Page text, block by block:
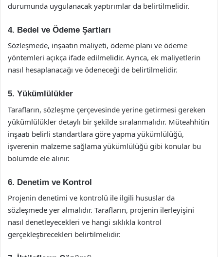
durumunda uygulanacak yaptırımlar da belirtilmelidir.
4. Bedel ve Ödeme Şartları
Sözleşmede, inşaatın maliyeti, ödeme planı ve ödeme
yöntemleri açıkça ifade edilmelidir. Ayrıca, ek maliyetlerin
nasıl hesaplanacağı ve ödeneceği de belirtilmelidir.
5. Yükümlülükler
Tarafların, sözleşme çerçevesinde yerine getirmesi gereken
yükümlülükler detaylı bir şekilde sıralanmalıdır. Müteahhitin
inşaatı belirli standartlara göre yapma yükümlülüğü,
işverenin malzeme sağlama yükümlülüğü gibi konular bu
bölümde ele alınır.
6. Denetim ve Kontrol
Projenin denetimi ve kontrolü ile ilgili hususlar da
sözleşmede yer almalıdır. Tarafların, projenin ilerleyişini
nasıl denetleyecekleri ve hangi sıklıkla kontrol
gerçekleştirecekleri belirtilmelidir.